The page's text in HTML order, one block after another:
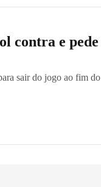
contra e
sair do jogo ao fim